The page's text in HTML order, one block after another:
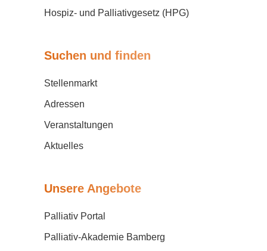
Hospiz- und Palliativgesetz (HPG)
Suchen und finden
Stellenmarkt
Adressen
Veranstaltungen
Aktuelles
Unsere Angebote
Palliativ Portal
Palliativ-Akademie Bamberg